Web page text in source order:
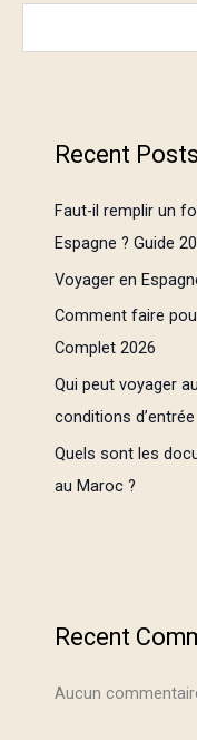
Recent Posts
Faut-il remplir un
Espagne ? Guide
Voyager en
Comment faire
Complet 2026
Qui peut voyager
conditions d’entrée
Quels sont les
au Maroc ?
Recent
Aucun